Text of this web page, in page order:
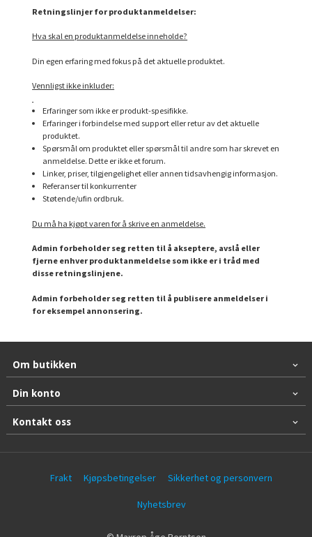
Retningslinjer for produktanmeldelser:
Hva skal en produktanmeldelse inneholde?
Din egen erfaring med fokus på det aktuelle produktet.
Vennligst ikke inkluder:
Erfaringer som ikke er produkt-spesifikke.
Erfaringer i forbindelse med support eller retur av det aktuelle
produktet.
Spørsmål om produktet eller spørsmål til andre som har skrevet en
anmeldelse. Dette er ikke et forum.
Linker, priser, tilgjengelighet eller annen tidsavhengig informasjon.
Referanser til konkurrenter
Støtende/ufin ordbruk.
Du må ha kjøpt varen for å skrive en anmeldelse.
Admin forbeholder seg retten til å akseptere, avslå eller
fjerne enhver produktanmeldelse som ikke er i tråd med
disse retningslinjene.
Admin forbeholder seg retten til å publisere anmeldelser i
for eksempel annonsering.
Om butikken
Din konto
Kontakt oss
Frakt Kjøpsbetingelser Sikkerhet og personvern
Nyhetsbrev